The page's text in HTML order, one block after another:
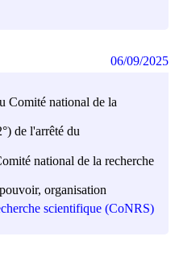
Comité national de la
de l'arrêté du
national de la recherche
organisation
scientifique (CoNRS)
06/09/2025